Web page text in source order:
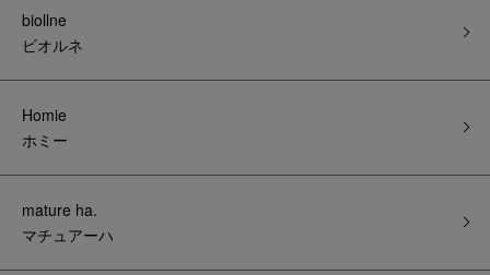
biollne
ビオルネ
Homie
ホミー
mature ha.
マチュアーハ